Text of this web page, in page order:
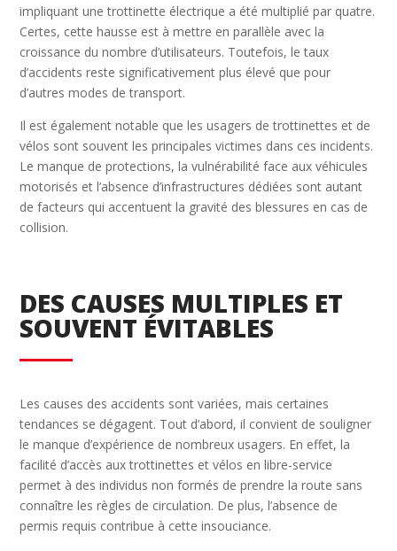
impliquant une trottinette électrique a été multiplié par quatre.
Certes, cette hausse est à mettre en parallèle avec la
croissance du nombre d’utilisateurs. Toutefois, le taux
d’accidents reste significativement plus élevé que pour
d’autres modes de transport.
Il est également notable que les usagers de trottinettes et de
vélos sont souvent les principales victimes dans ces incidents.
Le manque de protections, la vulnérabilité face aux véhicules
motorisés et l’absence d’infrastructures dédiées sont autant
de facteurs qui accentuent la gravité des blessures en cas de
collision.
DES CAUSES MULTIPLES ET
SOUVENT ÉVITABLES
Les causes des accidents sont variées, mais certaines
tendances se dégagent. Tout d’abord, il convient de souligner
le manque d’expérience de nombreux usagers. En effet, la
facilité d’accès aux trottinettes et vélos en libre-service
permet à des individus non formés de prendre la route sans
connaître les règles de circulation. De plus, l’absence de
permis requis contribue à cette insouciance.